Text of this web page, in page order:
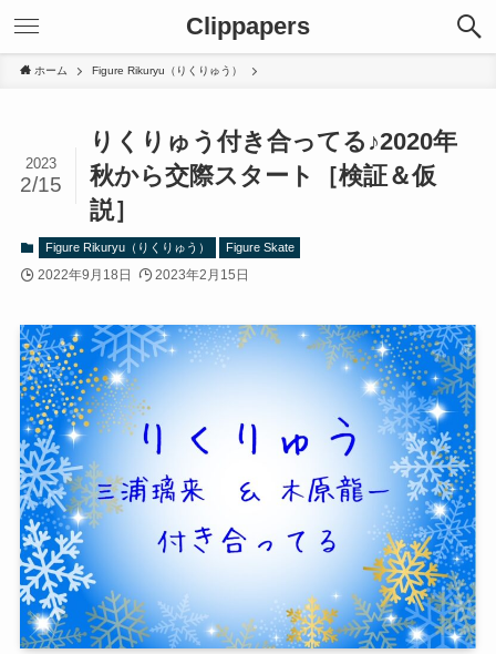
Clippapers
ホーム Figure Rikuryu（りくりゅう）
りくりゅう付き合ってる♪2020年
秋から交際スタート［検証＆仮
説］
2023
2/15
Figure Rikuryu（りくりゅう） Figure Skate
2022年9月18日 2023年2月15日